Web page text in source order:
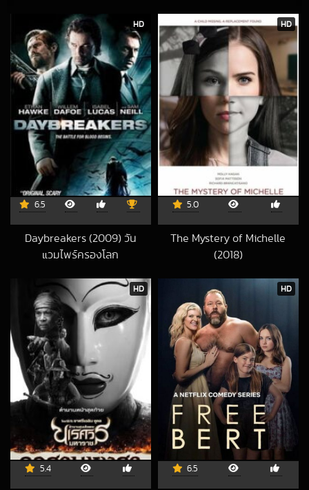
HD
6.5
Daybreakers (2009) วัน
แวมไพร์ครองโลก
HD
5.0
The Mystery of Michelle
(2018)
HD
5.4
HD
6.5